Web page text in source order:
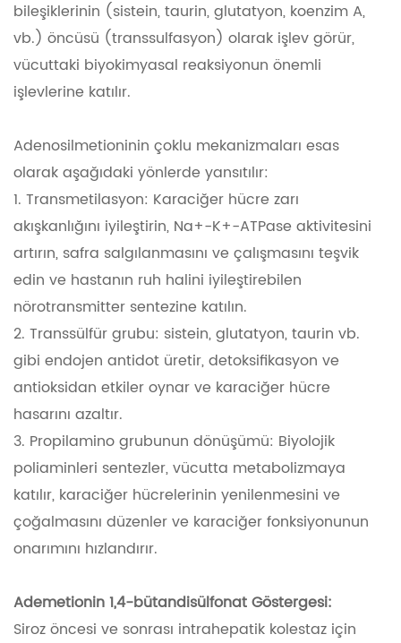
bileşiklerinin (sistein, taurin, glutatyon, koenzim A,
vb.) öncüsü (transsulfasyon) olarak işlev görür,
vücuttaki biyokimyasal reaksiyonun önemli
işlevlerine katılır.
Adenosilmetioninin çoklu mekanizmaları esas
olarak aşağıdaki yönlerde yansıtılır:
1. Transmetilasyon: Karaciğer hücre zarı
akışkanlığını iyileştirin, Na+-K+-ATPase aktivitesini
artırın, safra salgılanmasını ve çalışmasını teşvik
edin ve hastanın ruh halini iyileştirebilen
nörotransmitter sentezine katılın.
2. Transsülfür grubu: sistein, glutatyon, taurin vb.
gibi endojen antidot üretir, detoksifikasyon ve
antioksidan etkiler oynar ve karaciğer hücre
hasarını azaltır.
3. Propilamino grubunun dönüşümü: Biyolojik
poliaminleri sentezler, vücutta metabolizmaya
katılır, karaciğer hücrelerinin yenilenmesini ve
çoğalmasını düzenler ve karaciğer fonksiyonunun
onarımını hızlandırır.
Ademetionin 1,4-bütandisülfonat Göstergesi:
Siroz öncesi ve sonrası intrahepatik kolestaz için